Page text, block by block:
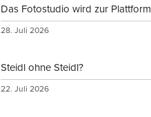
Das Fotostudio wird zur Plattform
28. Juli 2026
Steidl ohne Steidl?
22. Juli 2026